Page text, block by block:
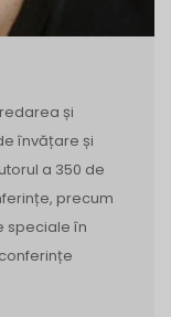
și
învățare și
a 350 de
precum
speciale în